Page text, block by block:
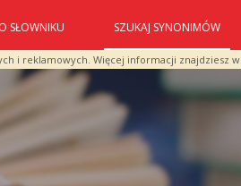
i reklamowych. Więcej informacji znajdziesz w
O SŁOWNIKU SZUKAJ SYNONIMÓW